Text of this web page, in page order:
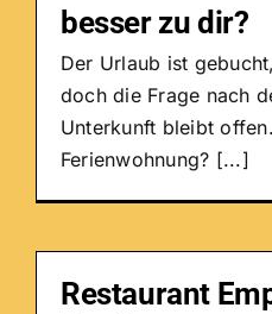
besser zu dir?
Der Urlaub ist
doch die Frage nach
Unterkunft bleibt
Ferienwohnung? [...]
Restaurant